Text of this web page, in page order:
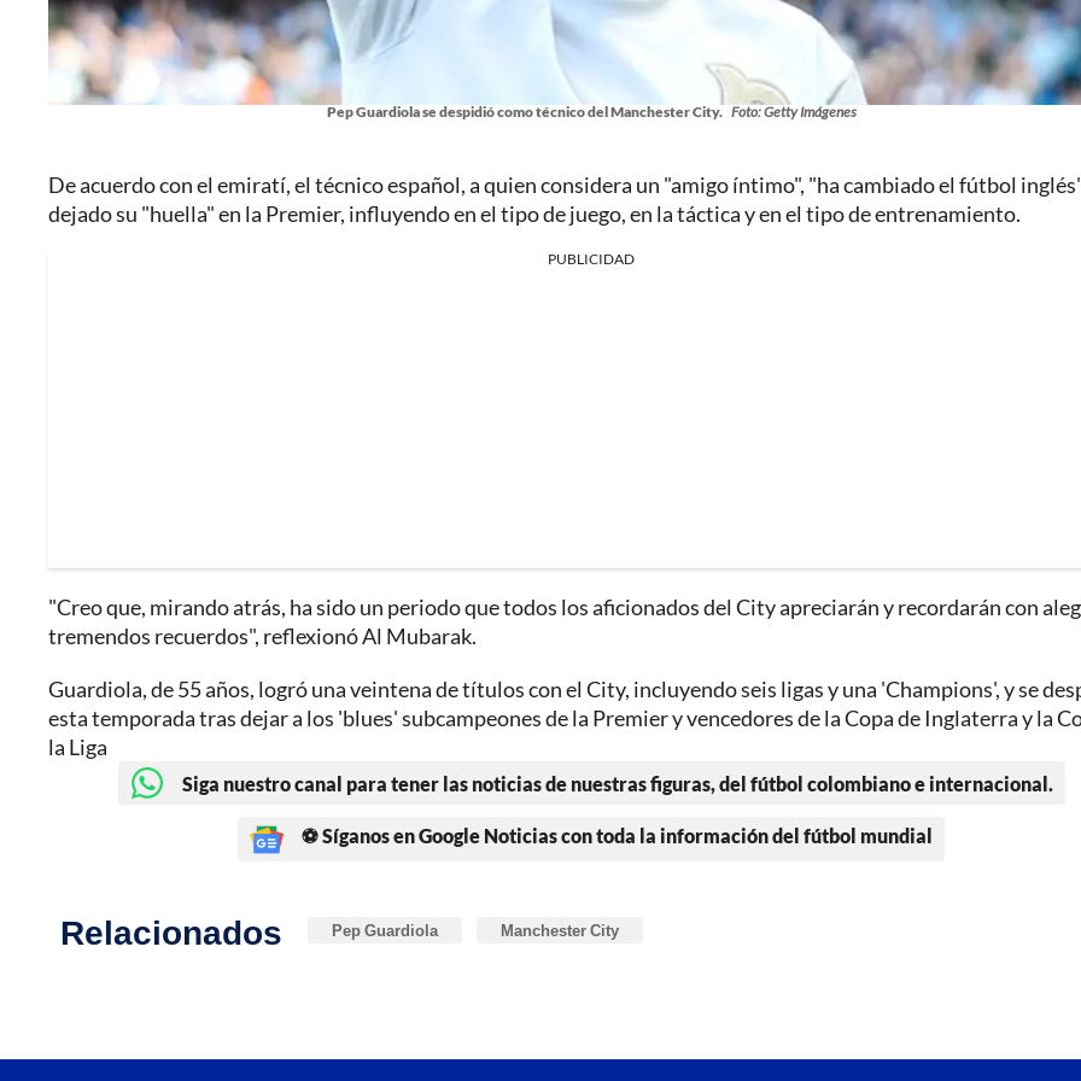
Pep Guardiola se despidió como técnico del Manchester City. Foto: Getty Imágenes
De acuerdo con el emiratí, el técnico español, a quien considera un "amigo íntimo", "ha cambiado el fútbol
dejado su "huella" en la Premier, influyendo en el tipo de juego, en la táctica y en el tipo de entrenamiento.
PUBLICIDAD
"Creo que, mirando atrás, ha sido un periodo que todos los aficionados del City apreciarán y recordarán con
tremendos recuerdos", reflexionó Al Mubarak.
Guardiola, de 55 años, logró una veintena de títulos con el City, incluyendo seis ligas y una 'Champions', y se
esta temporada tras dejar a los 'blues' subcampeones de la Premier y vencedores de la Copa de Inglaterra y la
la Liga
Siga nuestro canal para tener las noticias de nuestras figuras, del fútbol colombiano e internacional.
⚽ Síganos en Google Noticias con toda la información del fútbol mundial
Relacionados Pep Guardiola Manchester City